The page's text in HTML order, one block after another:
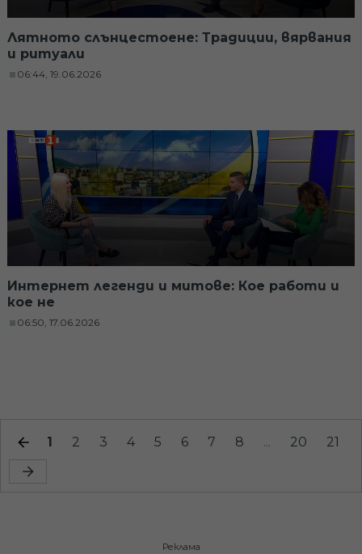
Лятното слънцестоене: Традиции, вярвания
и ритуали
06:44, 19.06.2026
Интернет легенди и митове: Кое работи и
кое не
06:50, 17.06.2026
1 2 3 4 5 6 7 8 ... 20 21
Реклама